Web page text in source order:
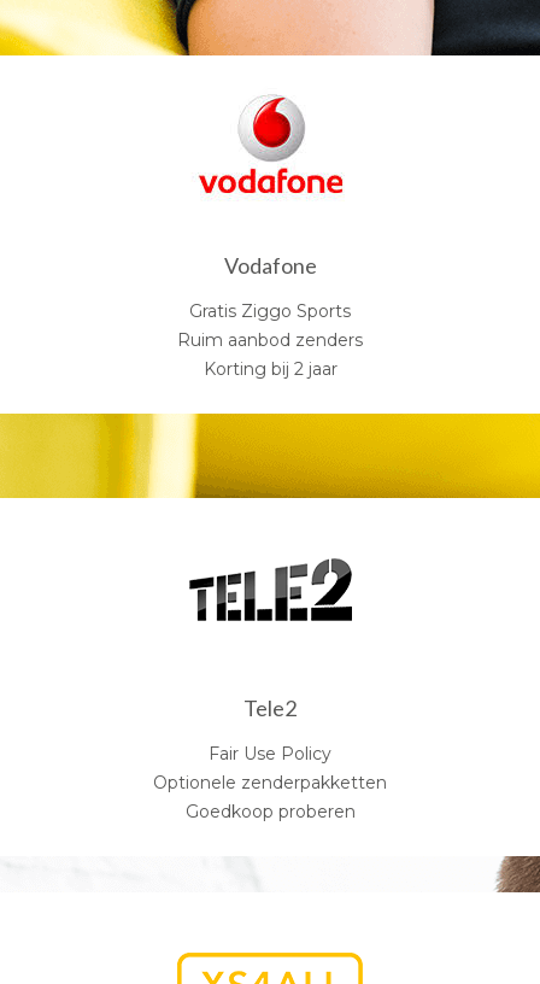
Vodafone
Gratis Ziggo Sports
Ruim aanbod zenders
Korting bij 2 jaar
Tele2
Fair Use Policy
Optionele zenderpakketten
Goedkoop proberen